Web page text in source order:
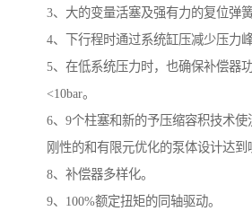
3、大的变量活塞及强有力的复位弹
4、下行程时通过系统缸压减少压力
5、在低系统压力时，也确保补偿器
<10bar。
6、9个柱塞和新的予压缩容积技术使
刚性的和有限元优化的泵体设计达到
8、补偿器多样化。
9、100%额定扭矩的同轴驱动。